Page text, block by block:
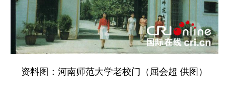
资料图：河南师范大学老校门（屈会超 供图）